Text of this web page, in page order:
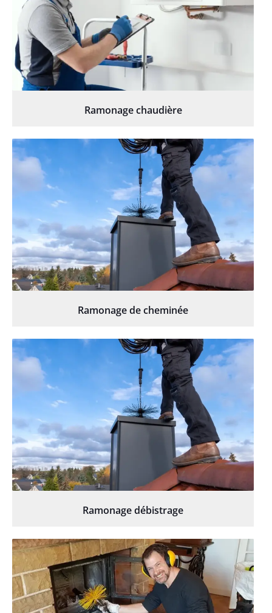
Ramonage chaudière
Ramonage de cheminée
Ramonage débistrage